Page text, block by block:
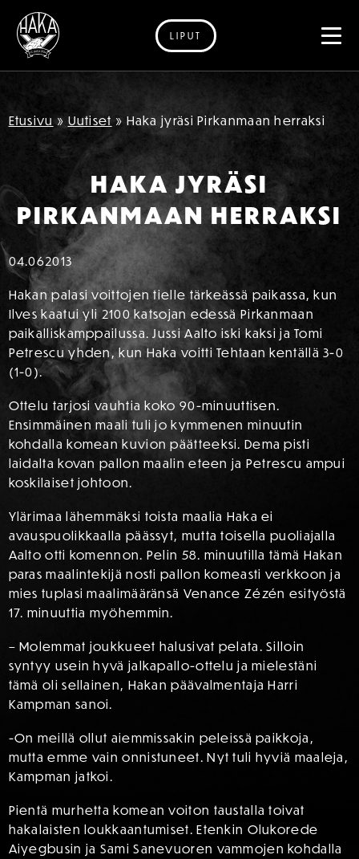
Siirry sisältöön
LIPUT
Etusivu » Uutiset » Haka jyräsi Pirkanmaan herraksi
HAKA JYRÄSI
PIRKANMAAN HERRAKSI
04.062013
Hakan palasi voittojen tielle tärkeässä paikassa, kun
Ilves kaatui yli 2100 katsojan edessä Pirkanmaan
paikalliskamppailussa. Jussi Aalto iski kaksi ja Tomi
Petrescu yhden, kun Haka voitti Tehtaan kentällä 3-0
(1-0).
Ottelu tarjosi vauhtia koko 90-minuuttisen.
Ensimmäinen maali tuli jo kymmenen minuutin
kohdalla komean kuvion päätteeksi. Dema pisti
laidalta kovan pallon maalin eteen ja Petrescu ampui
koskilaiset johtoon.
Ylärimaa lähemmäksi toista maalia Haka ei
avauspuolikkaalla päässyt, mutta toisella puoliajalla
Aalto otti komennon. Pelin 58. minuutilla tämä Hakan
paras maalintekijä nosti pallon komeasti verkkoon ja
mies tuplasi maalimääränsä Venance Zézén esityöstä
17. minuuttia myöhemmin.
– Molemmat joukkueet halusivat pelata. Silloin
syntyy usein hyvä jalkapallo-ottelu ja mielestäni
tämä oli sellainen, Hakan päävalmentaja Harri
Kampman sanoi.
-On meillä ollut aiemmissakin peleissä paikkoja,
mutta emme vain onnistuneet. Nyt tuli hyviä maaleja,
Kampman jatkoi.
Pientä murhetta komean voiton taustalla toivat
hakalaisten loukkaantumiset. Etenkin Olukorede
Aiyegbusin ja Sami Sanevuoren vammojen kohdalla